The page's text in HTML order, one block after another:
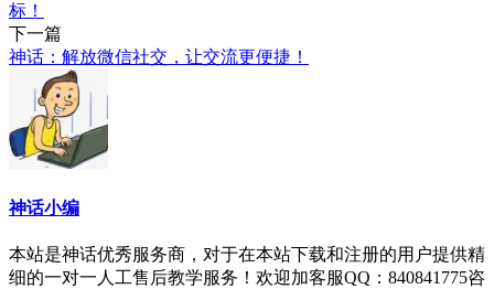
标！
下一篇
神话：解放微信社交，让交流更便捷！
神话小编
本站是神话优秀服务商，对于在本站下载和注册的用户提供精
细的一对一人工售后教学服务！欢迎加客服QQ：840841775咨